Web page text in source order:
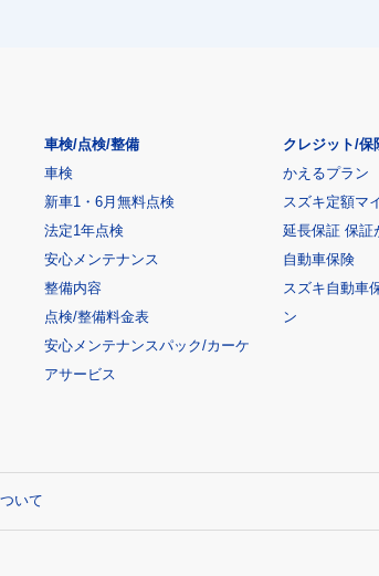
車検/点検/整備
車検
新車1・6月無料点検
法定1年点検
安心メンテナンス
整備内容
点検/整備料金表
安心メンテナンスパック/カーケ
アサービス
クレジット/保
かえるプラン
スズキ定額マ
延長保証 保証
自動車保険
スズキ自動車
ン
いて